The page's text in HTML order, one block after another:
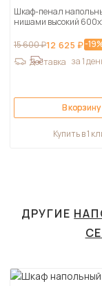
Шкаф-пенал
нишами высокий
15 600 ₽12 625 ₽-
Доставка за 1
В корзину
Купить в 1
ДРУГИЕ